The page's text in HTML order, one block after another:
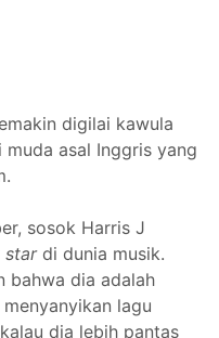
digilai kawula
muda asal Inggris yang
sosok Harris J
stardi dunia musik.
bahwa dia adalah
lagu
dia lebih pantas